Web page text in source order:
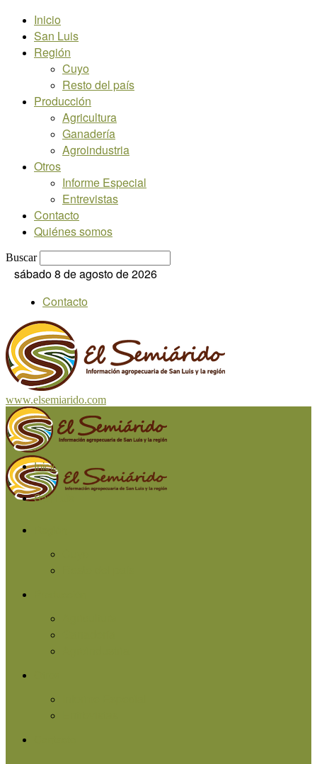
Inicio
San Luis
Región
Cuyo
Resto del país
Producción
Agricultura
Ganadería
Agroindustria
Otros
Informe Especial
Entrevistas
Contacto
Quiénes somos
Buscar
sábado 8 de agosto de 2026
Contacto
www.elsemiarido.com
Inicio
San Luis